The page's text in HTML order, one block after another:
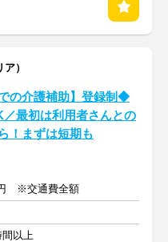
）
での介護補助】登録制◆
／最初は利用者さんとの
！まずは短期も
※交通費全額
間以上